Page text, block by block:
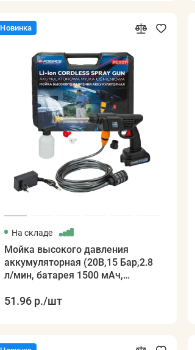
Новинка
На складе
Мойка высокого давления
аккумуляторная (20В,15 Бар,2.8
л/мин, батарея 1500 мАч,
двигатель)
51.96 р./шт